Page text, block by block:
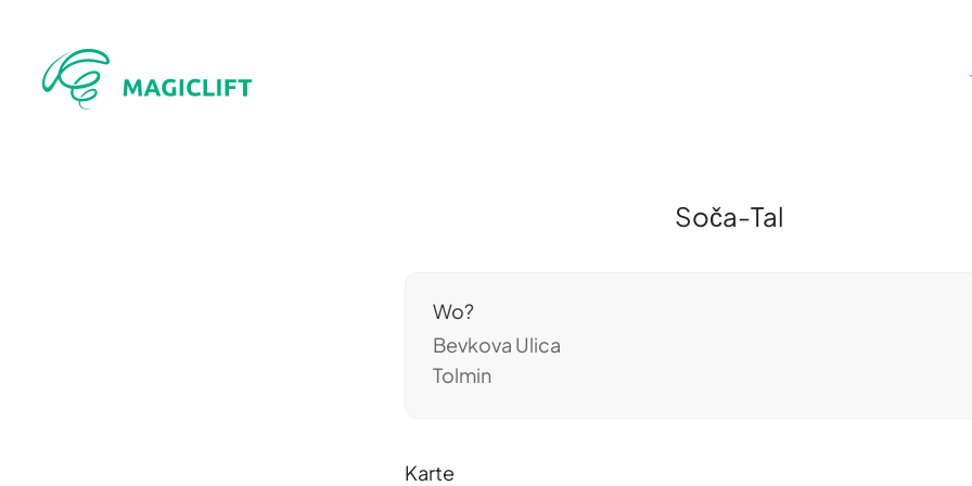
Soča-Tal
Wo?
Bevkova Ulica
Tolmin
Karte